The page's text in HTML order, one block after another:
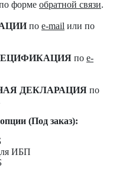
форме обратной связи.
по e-mail или по
по e-
ДЕКЛАРАЦИЯ по
(Под заказ):
ИБП